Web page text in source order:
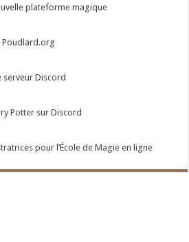
plateforme magique
Poudlard.org
serveur Discord
Potter sur Discord
pour l’École de Magie en ligne